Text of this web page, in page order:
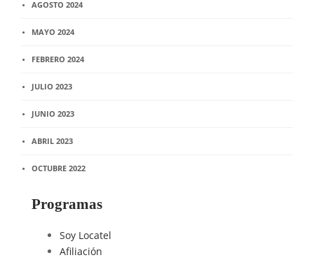
AGOSTO 2024
MAYO 2024
FEBRERO 2024
JULIO 2023
JUNIO 2023
ABRIL 2023
OCTUBRE 2022
Programas
Soy Locatel
Afiliación